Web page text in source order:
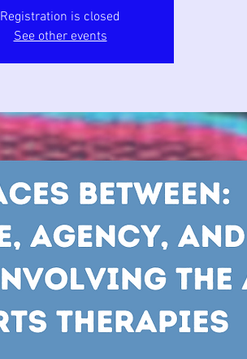
Registration is closed
See other events